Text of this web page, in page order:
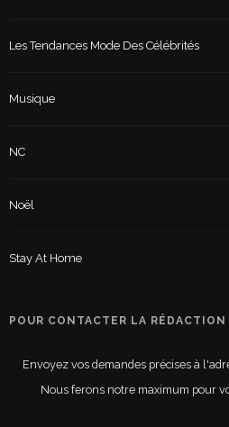
Les Tendances Mode Des Célébrités
Musique
NC
Noël
Stay At Home
POUR CONTACTER LA RÉDACTION
Envoyez vos demandes précises à
Nous ferons notre maximum pour